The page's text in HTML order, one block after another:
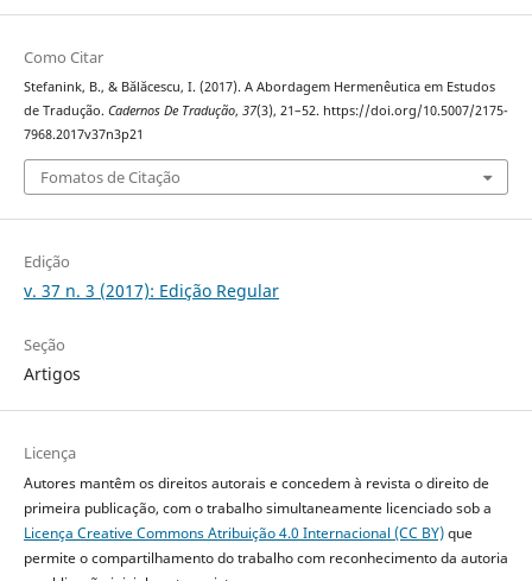
Como Citar
Stefanink, B., & Bălăcescu, I. (2017). A Abordagem Hermenêutica em Estudos
de Tradução. Cadernos De Tradução, 37(3), 21–52. https://doi.org/10.5007/2175-
7968.2017v37n3p21
Fomatos de Citação
Edição
v. 37 n. 3 (2017): Edição Regular
Seção
Artigos
Licença
Autores mantêm os direitos autorais e concedem à revista o direito de
primeira publicação, com o trabalho simultaneamente licenciado sob a
Licença Creative Commons Atribuição 4.0 Internacional (CC BY)que
permite o compartilhamento do trabalho com reconhecimento da autoria